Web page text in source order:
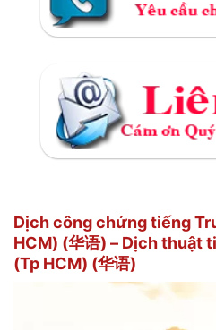
Dịch công chứng tiếng
HCM) (华语) – Dịch thuật
(Tp HCM) (华语)